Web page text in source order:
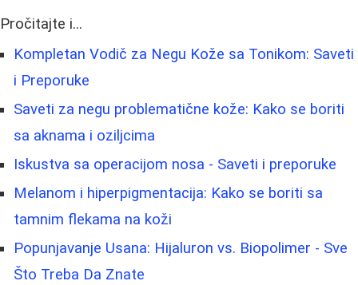
Pročitajte i...
Kompletan Vodič za Negu Kože sa Tonikom: Saveti
i Preporuke
Saveti za negu problematične kože: Kako se boriti
sa aknama i oziljcima
Iskustva sa operacijom nosa - Saveti i preporuke
Melanom i hiperpigmentacija: Kako se boriti sa
tamnim flekama na koži
Popunjavanje Usana: Hijaluron vs. Biopolimer - Sve
Što Treba Da Znate